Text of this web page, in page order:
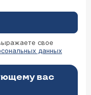
свое
данных
вас